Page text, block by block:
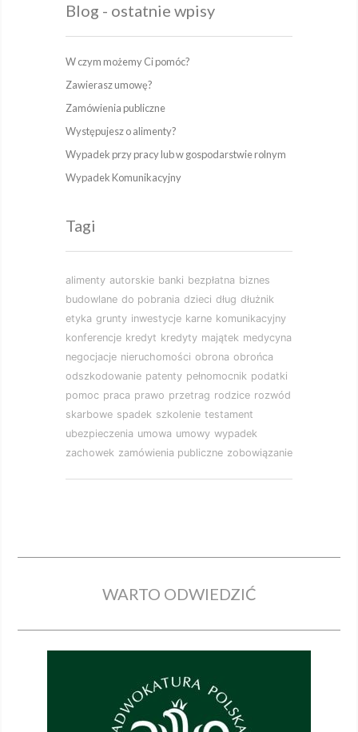
Blog - ostatnie wpisy
W czym możemy Ci pomóc?
Zawierasz umowę?
Zamówienia publiczne
Występujesz o alimenty?
Wypadek przy pracy lub w gospodarstwie rolnym
Wypadek Komunikacyjny
Tagi
alimenty autorskie banki bezpłatna biznes
budowlane do pobrania dzieci dług dłużnik
etyka grunty inwestycje karne komunikacyjny
konferencje kredyt kredyty majątek medycyna
negocjacje nieruchomości obrona obrońca
odszkodowanie patenty pełnomocnik podatki
pomoc praca prawo przetrag rodzice rozwód
skarbowe spadek szkolenie testament
ubezpieczenia umowa umowy wypadek
zachowek zamówienia publiczne zobowiązanie
WARTO ODWIEDZIĆ